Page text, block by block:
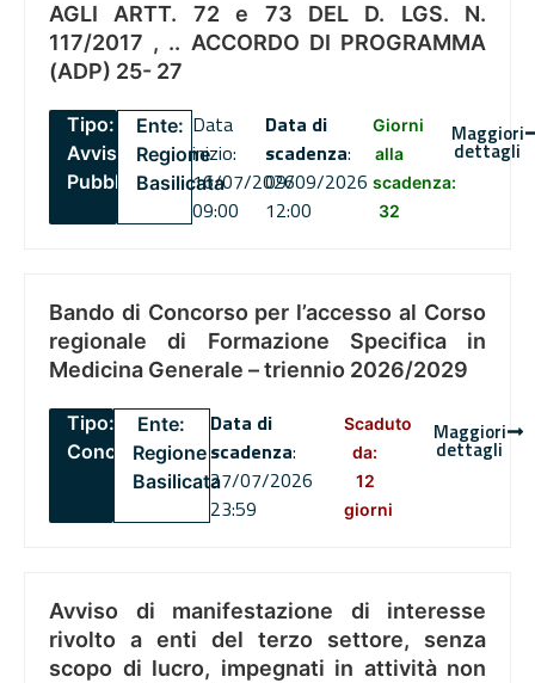
AGLI ARTT. 72 e 73 DEL D. LGS. N.
117/2017 , .. ACCORDO DI PROGRAMMA
(ADP) 25- 27
Tipo:
Avviso
Pubblico
Ente:
Regione
Basilicata
Data
inizio:
16/07/2026
09:00
Data di
scadenza:
09/09/2026
12:00
Giorni
alla
scadenza:
32
Maggiori
dettagli
Bando di Concorso per l’accesso al Corso
regionale di Formazione Specifica in
Medicina Generale – triennio 2026/2029
Tipo:
Concorsi
Ente:
Regione
Basilicata
Data di
scadenza:
27/07/2026
23:59
Scaduto
da:
12
giorni
Maggiori
dettagli
Avviso di manifestazione di interesse
rivolto a enti del terzo settore, senza
scopo di lucro, impegnati in attività non